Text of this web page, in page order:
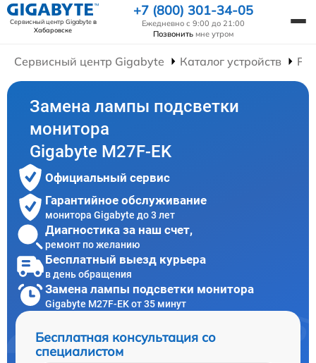
Сервисный центр Gigabyteв
Хабаровске
+7 (800) 301-34-05
Ежедневно с 9:00 до 21:00
Позвонить мне утром
Сервисный центр Gigabyte Каталог устройств
Замена лампы подсветки
монитора
Gigabyte M27F-EK
Официальный сервис
Гарантийное обслуживание
монитора Gigabyte до 3 лет
Диагностика за наш счет,
ремонт по желанию
Бесплатный выезд курьера
в день обращения
Замена лампы подсветки монитора
Gigabyte M27F-EK от 35 минут
Бесплатная консультация со
специалистом